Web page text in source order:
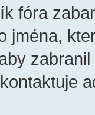
fóra
jména,